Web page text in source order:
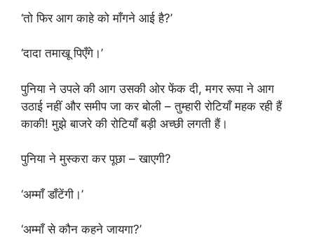
‘तो फिर आग काहे को माँगने आई है?’
‘दादा तमाखू पिएँगे।’
पुनिया ने उपले की आग उसकी ओर फेंक दी, मगर रूपा ने आग
उठाई नहीं और समीप जा कर बोली – तुम्हारी रोटियाँ महक रही हैं
काकी! मुझे बाजरे की रोटियाँ बड़ी अच्छी लगती हैं।
पुनिया ने मुस्करा कर पूछा – खाएगी?
‘अम्माँ डाँटेंगी।’
‘अम्माँ से कौन कहने जायगा?’